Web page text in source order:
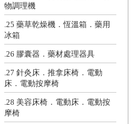
物調理機
.25 藥草乾燥機．恆溫箱．藥用
冰箱
.26 膠囊器．藥材處理器具
.27 針灸床．推拿床椅．電動
床．電動按摩椅
.28 美容床椅．電動床．電動按
摩椅